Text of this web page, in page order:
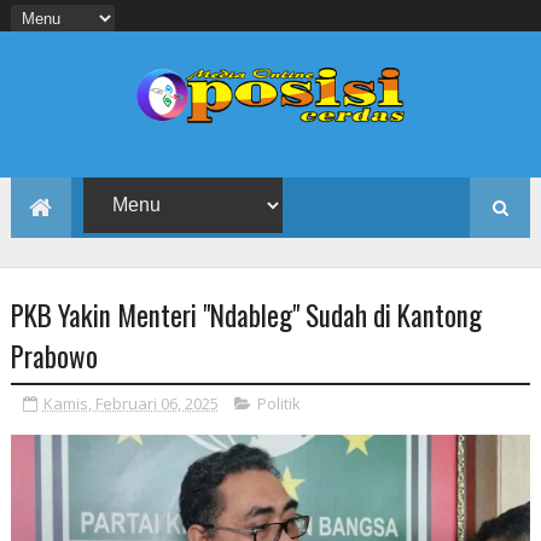
PKB Yakin Menteri "Ndableg" Sudah di Kantong
Prabowo
Kamis, Februari 06, 2025 Politik